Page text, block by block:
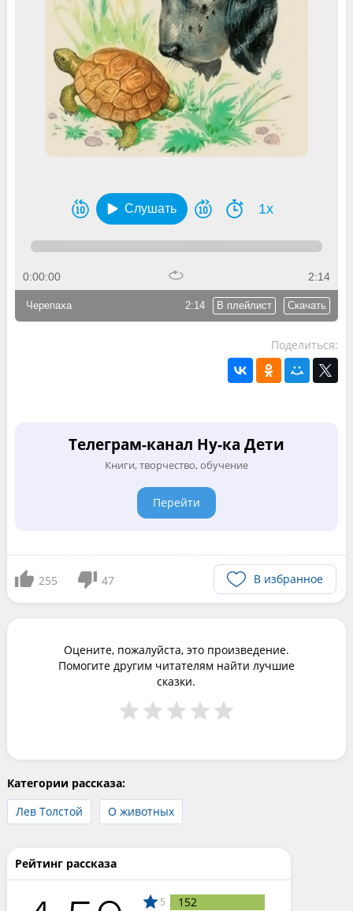
Слушать 1x
0:00:00 2:14
2:14 В плейлист Скачать
Черепаха
Поделиться:
Телеграм-канал Ну-ка Дети
Книги, творчество, обучение
Перейти
255 47 В избранное
Оцените, пожалуйста, это произведение.
Помогите другим читателям найти лучшие
сказки.
Категории рассказа:
Лев Толстой
О животных
Рейтинг рассказа
5 152